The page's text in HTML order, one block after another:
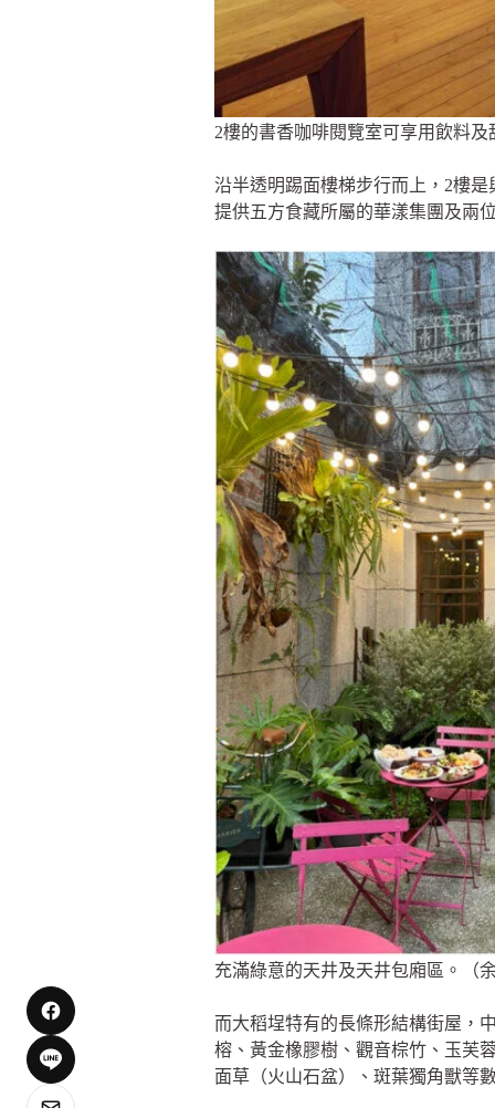
2樓的書香咖啡閱覽室可享用飲料
沿半透明踢面樓梯步行而上，2樓
提供五方食藏所屬的華漾集團及兩
充滿綠意的天井及天井包廂區。（
而大稻埕特有的長條形結構街屋，
榕、黃金橡膠樹、觀音棕竹、玉芙
面草（火山石盆）、斑葉獨角獸等